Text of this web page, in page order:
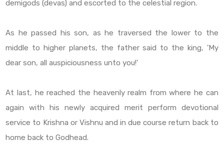
demigods (devas) and escorted to the celestial region.
As he passed his son, as he traversed the lower to the
middle to higher planets, the father said to the king, 'My
dear son, all auspiciousness unto you!'
At last, he reached the heavenly realm from where he can
again with his newly acquired merit perform devotional
service to Krishna or Vishnu and in due course return back to
home back to Godhead.